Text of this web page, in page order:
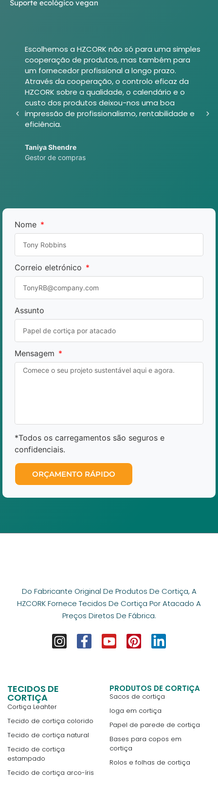
Nome
Correio eletrónico
Assunto
Mensagem
*Todos os carregamentos são seguros e
confidenciais.
ORÇAMENTO RÁPIDO
Suporte ecológico vegan
Escolhemos a HZCORK não só para uma simples
cooperação de produtos, mas também para
um fornecedor profissional a longo prazo.
Através da cooperação, o controlo eficaz da
HZCORK sobre a qualidade, o calendário e o
custo dos produtos deixou-nos uma boa
impressão de profissionalismo, rentabilidade e
eficiência.
Taniya Shendre
Gestor de compras
Do Fabricante Original De Produtos De Cortiça, A
HZCORK Fornece Tecidos De Cortiça Por Atacado A
Preços Diretos De Fábrica.
TECIDOS DE
CORTIÇA
Cortiça Leahter
Tecido de cortiça colorido
Tecido de cortiça natural
Tecido de cortiça
estampado
Tecido de cortiça arco-íris
PRODUTOS DE CORTIÇA
Sacos de cortiça
Ioga em cortiça
Papel de parede de cortiça
Bases para copos em
cortiça
Rolos e folhas de cortiça